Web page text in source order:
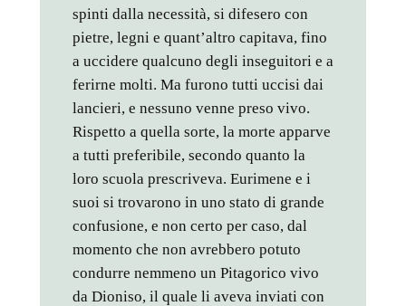
spinti dalla necessità, si difesero con
pietre, legni e quant’altro capitava, fino
a uccidere qualcuno degli inseguitori e a
ferirne molti. Ma furono tutti uccisi dai
lancieri, e nessuno venne preso vivo.
Rispetto a quella sorte, la morte apparve
a tutti preferibile, secondo quanto la
loro scuola prescriveva. Eurimene e i
suoi si trovarono in uno stato di grande
confusione, e non certo per caso, dal
momento che non avrebbero potuto
condurre nemmeno un Pitagorico vivo
da Dioniso, il quale li aveva inviati con